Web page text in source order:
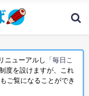
ニューアルし
「毎日こ
度を設けますが、これ
ご覧になることができ